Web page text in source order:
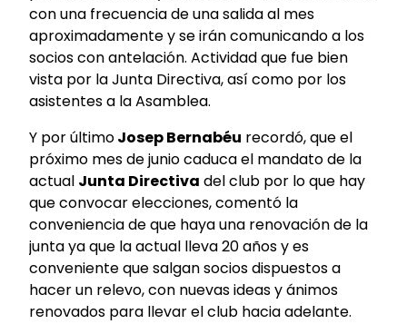
con una frecuencia de una salida al mes
aproximadamente y se irán comunicando a los
socios con antelación. Actividad que fue bien
vista por la Junta Directiva, así como por los
asistentes a la Asamblea.
Y por últimoJosep Bernabéu recordó, que el
próximo mes de junio caduca el mandato de la
actual Junta Directiva del club por lo que hay
que convocar elecciones, comentó la
conveniencia de que haya una renovación de la
junta ya que la actual lleva 20 años y es
conveniente que salgan socios dispuestos a
hacer un relevo, con nuevas ideas y ánimos
renovados para llevar el club hacia adelante.